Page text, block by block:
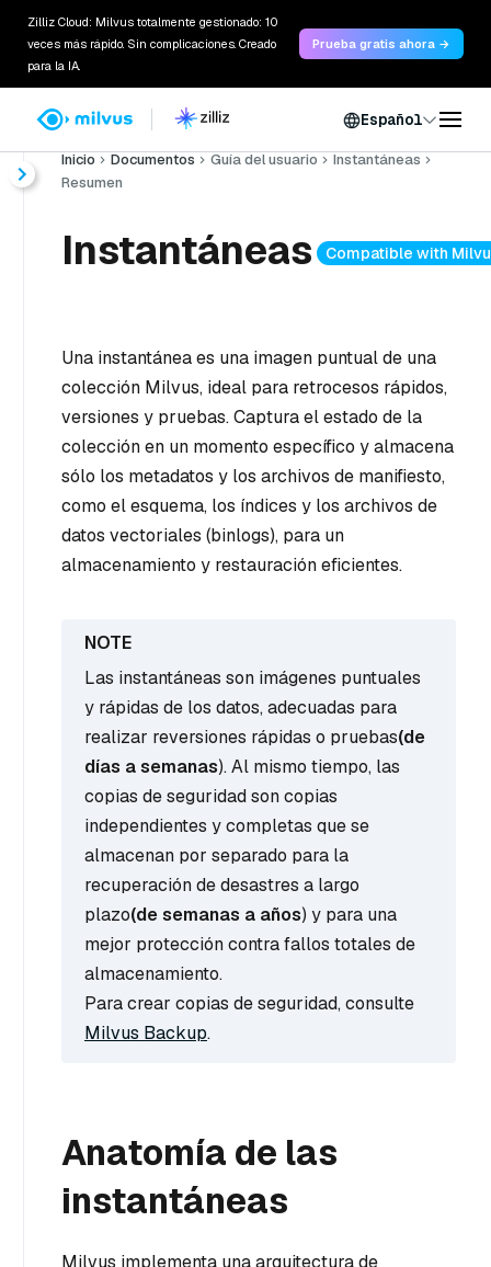
Zilliz Cloud: Milvus totalmente gestionado: 10
veces más rápido. Sin complicaciones. Creado
para la IA.
Prueba gratis ahora →
Español
Inicio Documentos Guía del usuario
Instantáneas
Resumen
Instantáneas Compatible with
Una instantánea es una imagen puntual de una
colección Milvus, ideal para retrocesos rápidos,
versiones y pruebas. Captura el estado de la
colección en un momento específico y almacena
sólo los metadatos y los archivos de manifiesto,
como el esquema, los índices y los archivos de
datos vectoriales (binlogs), para un
almacenamiento y restauración eficientes.
Las instantáneas son imágenes puntuales
y rápidas de los datos, adecuadas para
realizar reversiones rápidas o pruebas(de
días a semanas). Al mismo tiempo, las
copias de seguridad son copias
independientes y completas que se
almacenan por separado para la
recuperación de desastres a largo
plazo(de semanas a años) y para una
mejor protección contra fallos totales de
almacenamiento.
Para crear copias de seguridad, consulte
Milvus Backup.
Anatomía de las
instantáneas
Milvus implementa una arquitectura de